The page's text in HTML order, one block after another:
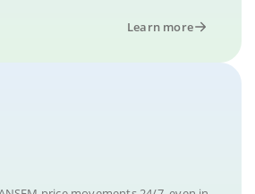
Learn more